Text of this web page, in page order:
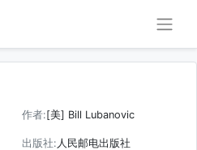
作者:[美] Bill Lubanovic
出版社: 人民邮电出版社